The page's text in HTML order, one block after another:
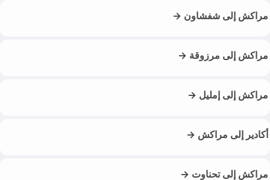
مراكش إلى شفشاون →
مراكش إلى مرزوقة →
مراكش إلى إمليل →
أكادير إلى مراكش →
مراكش إلى تحناوت →